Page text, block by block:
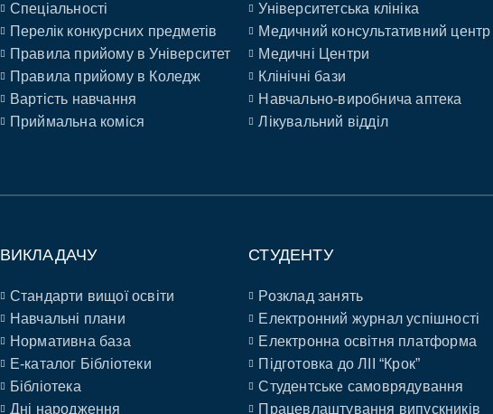
Спеціальності
Перелік конкурсних предметів
Правила прийому в Університет
Правила прийому в Коледж
Вартість навчання
Приймальна коміся
Університетська клініка
Медичний консультативний центр
Медичні Центри
Клінічні бази
Навчально-виробнича аптека
Лікувальний відділ
ВИКЛАДАЧУ
Стандарти вищої освіти
Навчальні плани
Нормативна база
E-каталог Бібліотеки
Бібліотека
Дні народження
СТУДЕНТУ
Розклад занять
Електронний журнал успішності
Електронна освітня платформа
Підготовка до ЛІІ “Крок”
Студентське самоврядування
Працевлаштування випускників